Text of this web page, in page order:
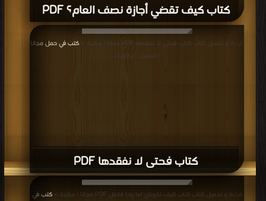
كتاب كيف تقضي أجازة نصف العام؟ PDF
كتاب فحتى لا نفقدها PDF
قراءة و تحميل كتاب كتاب فحتى لا نفقدها PDF مجانا | مكتبة > كتب في حمل مجانا
| التحميل : مرة/مرات
قراءة و تحميل كتاب كتاب كيف تكونان اما وابا فاضل PDF مجانا | مكتبة >
كتب في